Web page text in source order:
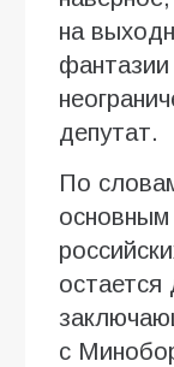
на
депутат.
По
основным
с